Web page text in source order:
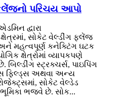
પરિચય આપો
દ્વારા
સોકેટ વેલ્ડીંગ ફ્લેંજ
મહત્વપૂર્ણ કનેક્ટિંગ ઘટક
ક્ષેત્રોમાં વ્યાપકપણે
બિલ્ડીંગ સ્ટ્રક્ચર્સ, પાઇપિંગ
ફિલ્ડ્સ અથવા અન્ય
સોકેટ વેલ્ડેડ
ભજવે છે. સોક...